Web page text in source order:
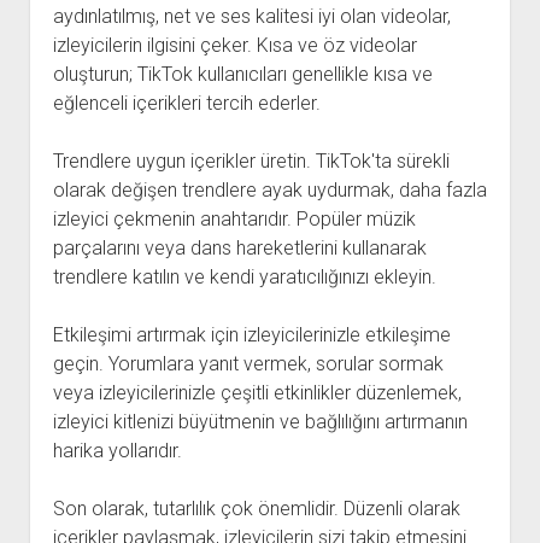
aydınlatılmış, net ve ses kalitesi iyi olan videolar,
izleyicilerin ilgisini çeker. Kısa ve öz videolar
oluşturun; TikTok kullanıcıları genellikle kısa ve
eğlenceli içerikleri tercih ederler.
Trendlere uygun içerikler üretin. TikTok'ta sürekli
olarak değişen trendlere ayak uydurmak, daha fazla
izleyici çekmenin anahtarıdır. Popüler müzik
parçalarını veya dans hareketlerini kullanarak
trendlere katılın ve kendi yaratıcılığınızı ekleyin.
Etkileşimi artırmak için izleyicilerinizle etkileşime
geçin. Yorumlara yanıt vermek, sorular sormak
veya izleyicilerinizle çeşitli etkinlikler düzenlemek,
izleyici kitlenizi büyütmenin ve bağlılığını artırmanın
harika yollarıdır.
Son olarak, tutarlılık çok önemlidir. Düzenli olarak
içerikler paylaşmak, izleyicilerin sizi takip etmesini